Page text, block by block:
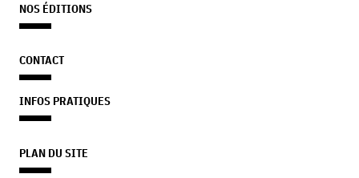
NOS ÉDITIONS
CONTACT
INFOS PRATIQUES
PLAN DU SITE